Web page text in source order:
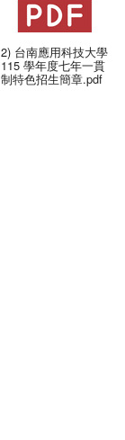
2) 台南應用科技大學
115 學年度七年一貫
制特色招生簡章.pdf